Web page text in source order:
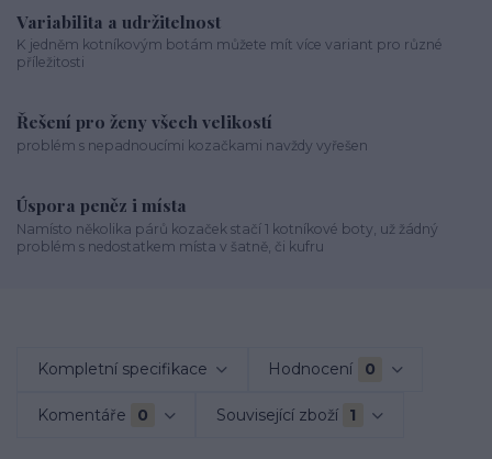
Variabilita a udržitelnost
K jedněm kotníkovým botám můžete mít více variant pro různé
příležitosti
Řešení pro ženy všech velikostí
problém s nepadnoucími kozačkami navždy vyřešen
Úspora peněz i místa
Namísto několika párů kozaček stačí 1 kotníkové boty, už žádný
problém s nedostatkem místa v šatně, či kufru
Kompletní specifikace Hodnocení 0
Komentáře 0 Související zboží 1